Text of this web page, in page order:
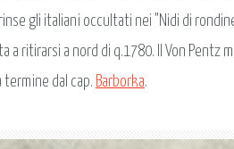
gli italiani occultati nei "Nidi di
ritirarsi a nord di q.1780. Il Von Pentz
dal cap. Barborka.